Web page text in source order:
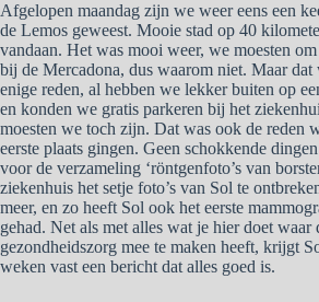
Afgelopen maandag zijn we weer eens een
de Lemos geweest. Mooie stad op 40
vandaan. Het was mooi weer, we moesten
bij de Mercadona, dus waarom niet. Maar dat
enige reden, al hebben we lekker buiten op
en konden we gratis parkeren bij het
moesten we toch zijn. Dat was ook de reden
eerste plaats gingen. Geen schokkende
voor de verzameling ‘röntgenfoto’s van
ziekenhuis het setje foto’s van Sol te
meer, en zo heeft Sol ook het eerste
gehad. Net als met alles wat je hier doet waar
gezondheidszorg mee te maken heeft, krijgt
weken vast een bericht dat alles goed is.